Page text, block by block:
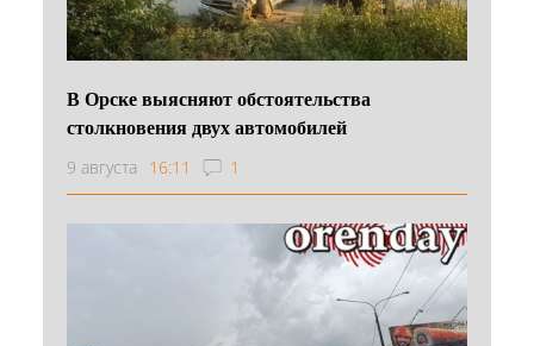
В Орске выясняют обстоятельства
столкновения двух автомобилей
9 августа 16:11 1